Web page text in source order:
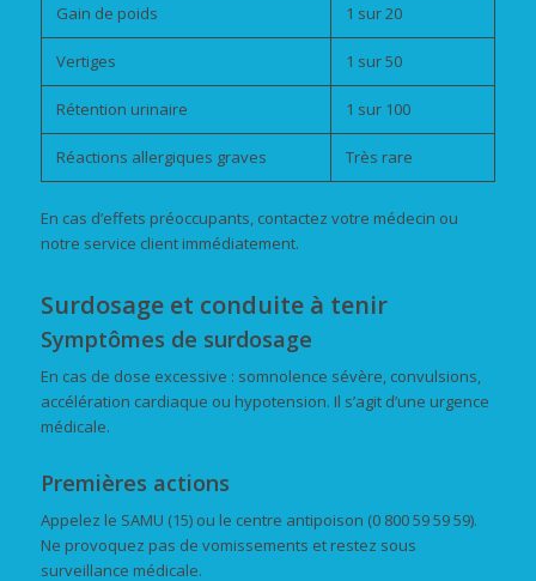
Gain de poids 1 sur 20
Vertiges 1 sur 50
Rétention urinaire 1 sur 100
Réactions allergiques graves Très rare
En cas d’effets préoccupants, contactez votre médecin ou
notre service client immédiatement.
Surdosage et conduite à tenir
Symptômes de surdosage
En cas de dose excessive : somnolence sévère, convulsions,
accélération cardiaque ou hypotension. Il s’agit d’une urgence
médicale.
Premières actions
Appelez le SAMU (15) ou le centre antipoison (0 800 59 59 59).
Ne provoquez pas de vomissements et restez sous
surveillance médicale.